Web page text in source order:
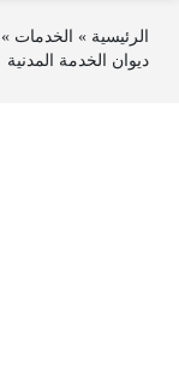
الرئيسية » الخدمات »
ديوان الخدمة المدنية